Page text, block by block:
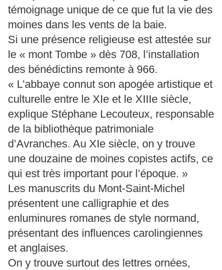
témoignage unique de ce que fut la vie des
moines dans les vents de la baie.
Si une présence religieuse est attestée sur
le « mont Tombe » dès 708, l’installation
des bénédictins remonte à 966.
« L’abbaye connut son apogée artistique et
culturelle entre le XIe et le XIIIe siècle,
explique Stéphane Lecouteux, responsable
de la bibliothèque patrimoniale
d’Avranches. Au XIe siècle, on y trouve
une douzaine de moines copistes actifs, ce
qui est très important pour l’époque. »
Les manuscrits du Mont-Saint-Michel
présentent une calligraphie et des
enluminures romanes de style normand,
présentant des influences carolingiennes
et anglaises.
On y trouve surtout des lettres ornées,